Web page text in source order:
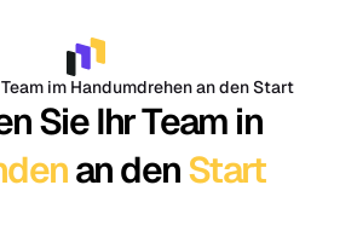
im Handumdrehen an den Start
Sie Ihr Team in
an denStart